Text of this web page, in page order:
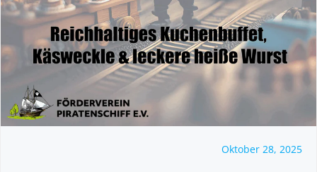
Oktober 28, 2025